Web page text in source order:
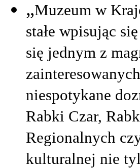
„Muzeum w
stałe wpisując
się jednym z
niespotykane
Rabki Czar,
Regionalnych
kulturalnej nie